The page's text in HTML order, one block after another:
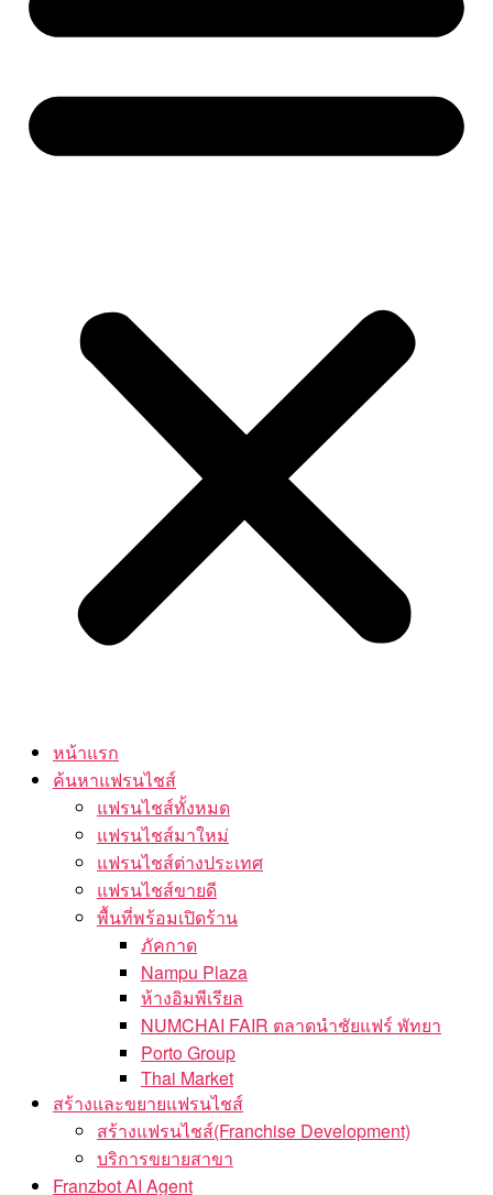
หน้าแรก
ค้นหาแฟรนไชส์
แฟรนไชส์ทั้งหมด
แฟรนไชส์มาใหม่
แฟรนไชส์ต่างประเทศ
แฟรนไชส์ขายดี
พื้นที่พร้อมเปิดร้าน
ภัคกาด
Nampu Plaza
ห้างอิมพีเรียล
NUMCHAI FAIR ตลาดนำชัยแฟร์ พัทยา
Porto Group
Thai Market
สร้างและขยายแฟรนไชส์
สร้างแฟรนไชส์(Franchise Development)
บริการขยายสาขา
Franzbot AI Agent